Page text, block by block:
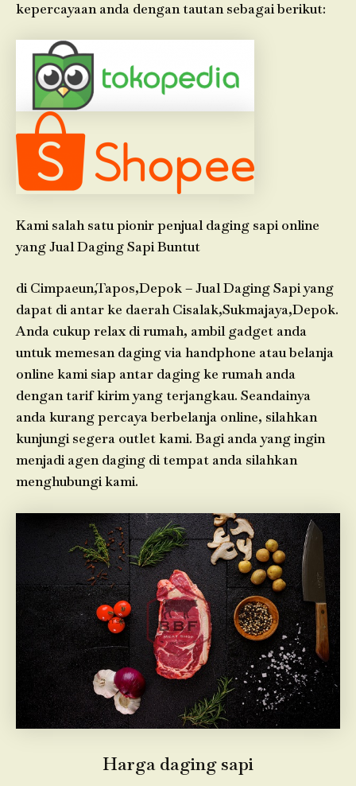
kepercayaan anda dengan tautan sebagai berikut:
Kami salah satu pionir penjual daging sapi online
yang Jual Daging Sapi Buntut
di Cimpaeun,Tapos,Depok – Jual Daging Sapi yang
dapat di antar ke daerah Cisalak,Sukmajaya,Depok.
Anda cukup relax di rumah, ambil gadget anda
untuk memesan daging via handphone atau belanja
online kami siap antar daging ke rumah anda
dengan tarif kirim yang terjangkau. Seandainya
anda kurang percaya berbelanja online, silahkan
kunjungi segera outlet kami. Bagi anda yang ingin
menjadi agen daging di tempat anda silahkan
menghubungi kami.
Harga daging sapi